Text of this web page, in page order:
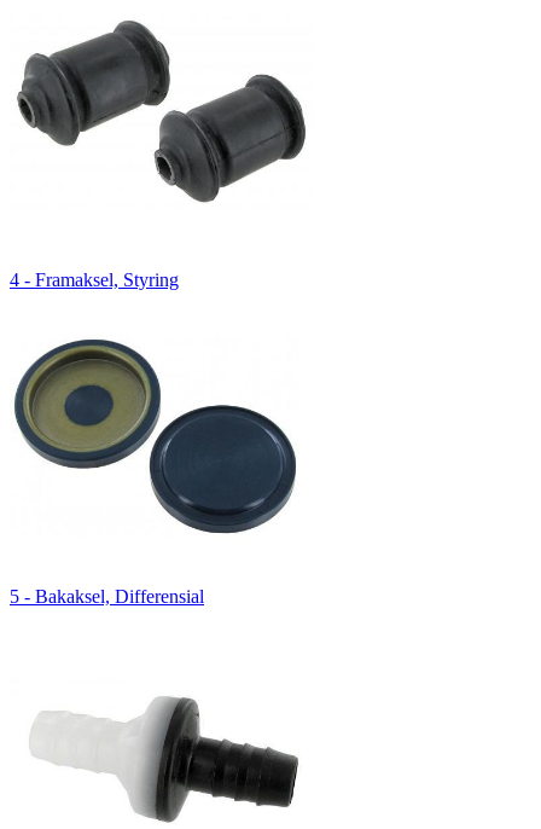
4 - Framaksel, Styring
5 - Bakaksel, Differensial